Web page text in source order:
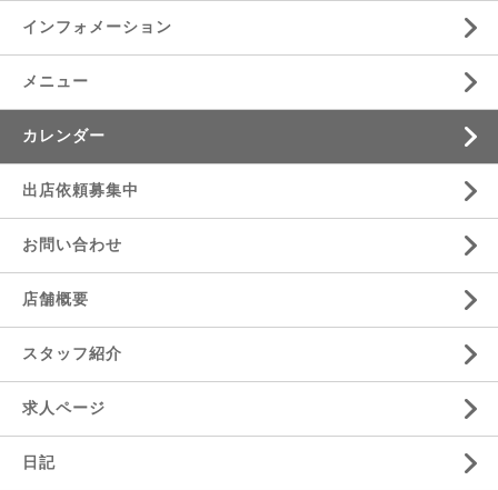
インフォメーション
メニュー
カレンダー
出店依頼募集中
お問い合わせ
店舗概要
スタッフ紹介
求人ページ
日記